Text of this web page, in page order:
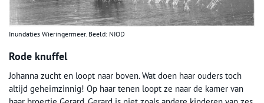
Inundaties Wieringermeer. Beeld: NIOD
Rode knuffel
Johanna zucht en loopt naar boven. Wat doen haar ouders toch
altijd geheimzinnig! Op haar tenen loopt ze naar de kamer van